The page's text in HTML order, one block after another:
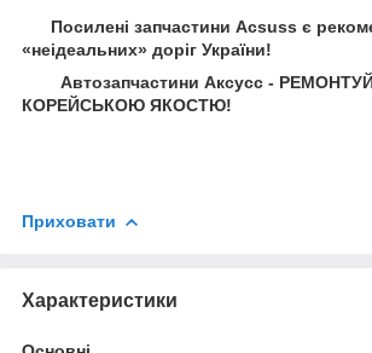
Посилені запчастини Acsuss є
«неідеальних» доріг України!
Автозапчастини Аксусс -
КОРЕЙСЬКОЮ ЯКОСТЮ!
Приховати
Характеристики